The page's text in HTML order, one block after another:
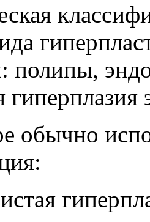
полипы,
гиперплазия
обычно